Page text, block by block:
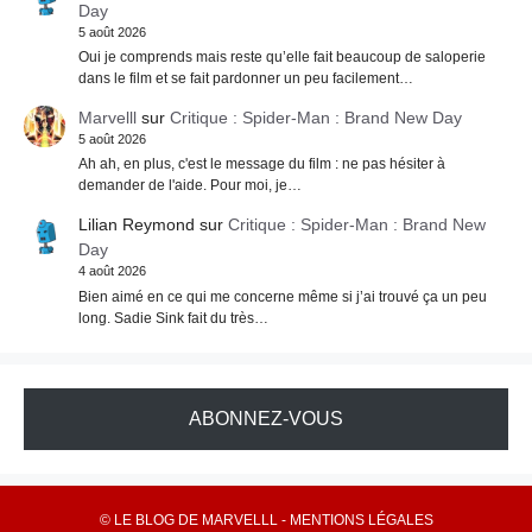
Day
5 août 2026
Oui je comprends mais reste qu’elle fait beaucoup de saloperie
dans le film et se fait pardonner un peu facilement…
Marvelllsur Critique : Spider-Man : Brand New Day
5 août 2026
Ah ah, en plus, c'est le message du film : ne pas hésiter à
demander de l'aide. Pour moi, je…
Lilian Reymond sur Critique : Spider-Man : Brand New
Day
4 août 2026
Bien aimé en ce qui me concerne même si j’ai trouvé ça un peu
long. Sadie Sink fait du très…
ABONNEZ-VOUS
© LE BLOG DE MARVELLL - MENTIONS LÉGALES